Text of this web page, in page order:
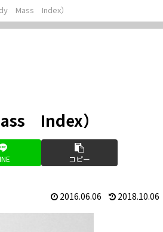
Mass Index）
Index）
コピー
2016.06.06 2018.10.06